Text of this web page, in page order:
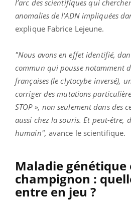
l’arc des scientifiques qui
anomalies de l’ADN impliquées
explique Fabrice Lejeune.
"Nous avons en effet identifié,
commun qui pousse notamment
françaises (le clytocybe inversé),
corriger des mutations
STOP », non seulement dans des
aussi chez la souris. Et peut-être,
humain", avance le scientifique.
Maladie génétique
champignon :
entre en jeu ?